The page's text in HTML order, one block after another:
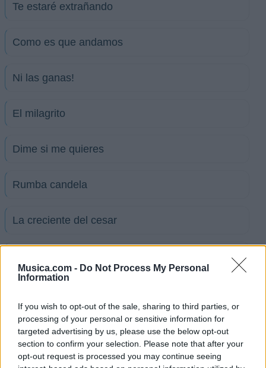
Musica.com - Do Not Process My Personal
Information
If you wish to opt-out of the sale, sharing to third parties, or
processing of your personal or sensitive information for
targeted advertising by us, please use the below opt-out
section to confirm your selection. Please note that after your
opt-out request is processed you may continue seeing
Te estaré extrañando
Como es que andamos
Ni las ganas!
El milagrito
Dime si me quieres
Rumba candela
La creciente del cesar
Olvidame tu
Ver todas sus letras por orden alfabético